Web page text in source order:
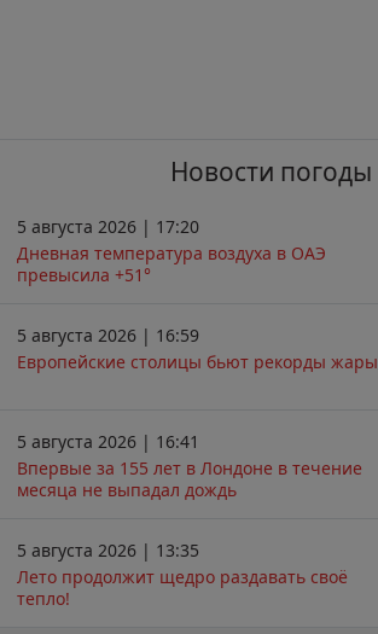
Новости погоды
5 августа 2026 | 17:20
Дневная температура воздуха в ОАЭ
превысила +51°
5 августа 2026 | 16:59
Европейские столицы бьют рекорды жары
5 августа 2026 | 16:41
Впервые за 155 лет в Лондоне в течение
месяца не выпадал дождь
5 августа 2026 | 13:35
Лето продолжит щедро раздавать своё
тепло!